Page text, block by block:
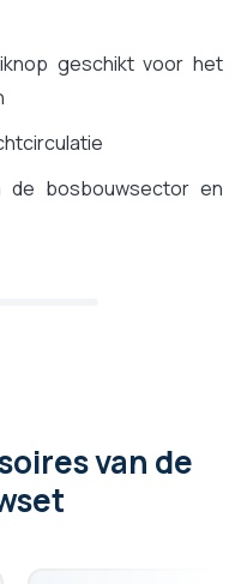
geschikt voor het
de bosbouwsector en
van de